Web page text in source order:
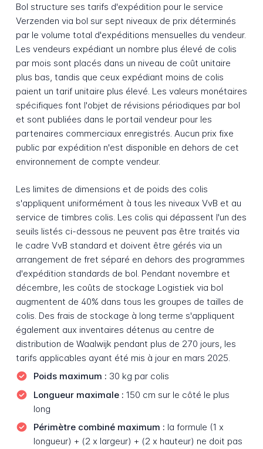
Bol structure ses tarifs d'expédition pour le service
Verzenden via bol sur sept niveaux de prix déterminés
par le volume total d'expéditions mensuelles du vendeur.
Les vendeurs expédiant un nombre plus élevé de colis
par mois sont placés dans un niveau de coût unitaire
plus bas, tandis que ceux expédiant moins de colis
paient un tarif unitaire plus élevé. Les valeurs monétaires
spécifiques font l'objet de révisions périodiques par bol
et sont publiées dans le portail vendeur pour les
partenaires commerciaux enregistrés. Aucun prix fixe
public par expédition n'est disponible en dehors de cet
environnement de compte vendeur.
Les limites de dimensions et de poids des colis
s'appliquent uniformément à tous les niveaux VvB et au
service de timbres colis. Les colis qui dépassent l'un des
seuils listés ci-dessous ne peuvent pas être traités via
le cadre VvB standard et doivent être gérés via un
arrangement de fret séparé en dehors des programmes
d'expédition standards de bol. Pendant novembre et
décembre, les coûts de stockage Logistiek via bol
augmentent de 40% dans tous les groupes de tailles de
colis. Des frais de stockage à long terme s'appliquent
également aux inventaires détenus au centre de
distribution de Waalwijk pendant plus de 270 jours, les
tarifs applicables ayant été mis à jour en mars 2025.
Poids maximum : 30 kg par colis
Longueur maximale : 150 cm sur le côté le plus
long
Périmètre combiné maximum : la formule (1 x
longueur) + (2 x largeur) + (2 x hauteur) ne doit pas